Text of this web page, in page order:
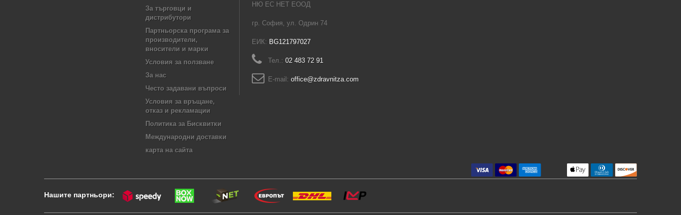
За търговци и
дистрибутори
Партньорска програма за
производители,
вносители и марки
Условия за ползване
За нас
Често задавани въпроси
Условия за връщане,
отказ и рекламации
Политика за Бисквитки
Международни доставки
карта на сайта
НЮ ЕС НЕТ ЕООД
гр. София, ул. Одрин 74
ЕИК: BG121797027
Тел.: 02 483 72 91
E-mail: office@zdravnitza.com
Нашите партньори: